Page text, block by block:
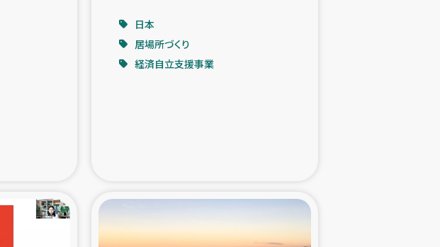
ミャンマー緊急支援
漁民によるマングローブ植林活動
神原ゼミxパルシック
復興応援隊の活動
日本
居場所づくり
経済自立支援事業